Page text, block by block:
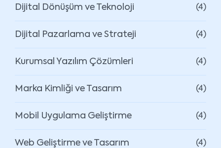
Dijital Dönüşüm ve Teknoloji (4)
Dijital Pazarlama ve Strateji (4)
Kurumsal Yazılım Çözümleri (4)
Marka Kimliği ve Tasarım (4)
Mobil Uygulama Geliştirme (4)
Web Geliştirme ve Tasarım (4)